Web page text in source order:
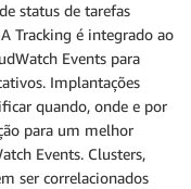
status de tarefas
Tracking é integrado ao
Events para
Implantações
quando, onde e por
para um melhor
Events. Clusters,
ser correlacionados